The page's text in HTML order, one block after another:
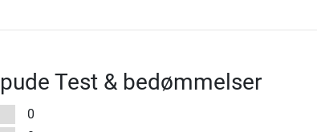
Test & bedømmelser
0